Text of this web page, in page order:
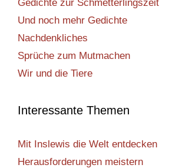
Gedichte zur Schmetterlingszeit
Und noch mehr Gedichte
Nachdenkliches
Sprüche zum Mutmachen
Wir und die Tiere
Interessante Themen
Mit Inslewis die Welt entdecken
Herausforderungen meistern